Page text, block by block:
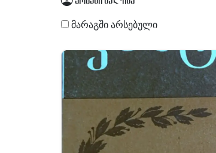
მარაგში არსებული